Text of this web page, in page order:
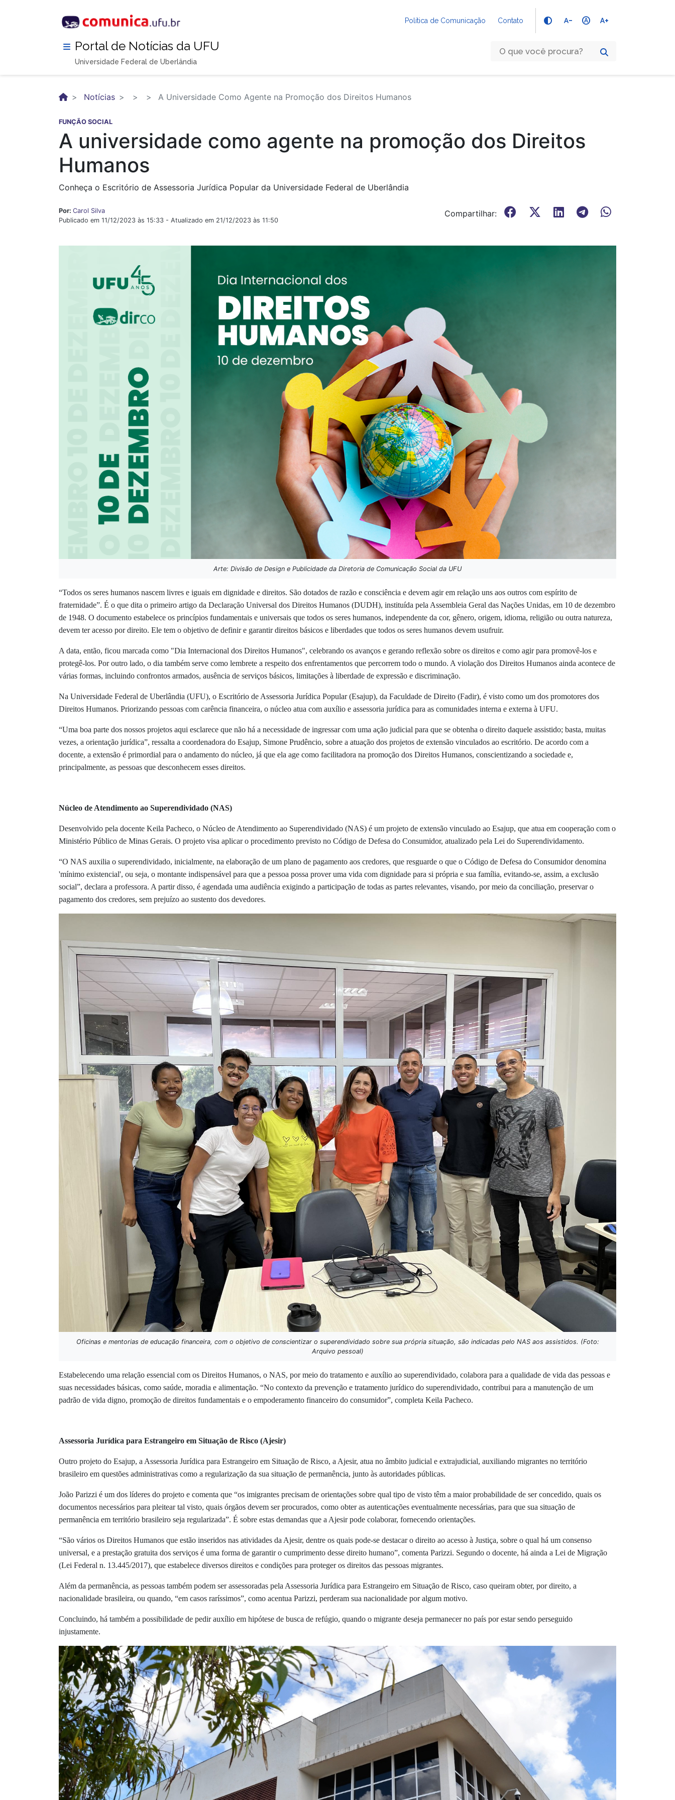
Política de Comunicação Contato text_decrease hdr_auto text_increase
Portal de Notícias da UFU
Universidade Federal de Uberlândia
Notícias A Universidade Como Agente na Promoção dos Direitos Humanos
FUNÇÃO SOCIAL
A universidade como agente na promoção dos Direitos
Humanos
Conheça o Escritório de Assessoria Jurídica Popular da Universidade Federal de Uberlândia
Por: Carol Silva
Publicado em 11/12/2023 às 15:33 - Atualizado em 21/12/2023 às 11:50
Compartilhar:
Arte: Divisão de Design e Publicidade da Diretoria de Comunicação Social da UFU
“Todos os seres humanos nascem livres e iguais em dignidade e direitos. São dotados de razão e consciência e devem agir em relação uns aos outros com espírito de
fraternidade”. É o que dita o primeiro artigo da Declaração Universal dos Direitos Humanos (DUDH), instituída pela Assembleia Geral das Nações Unidas, em 10 de dezembro
de 1948. O documento estabelece os princípios fundamentais e universais que todos os seres humanos, independente da cor, gênero, origem, idioma, religião ou outra natureza,
devem ter acesso por direito. Ele tem o objetivo de definir e garantir direitos básicos e liberdades que todos os seres humanos devem usufruir.
A data, então, ficou marcada como "Dia Internacional dos Direitos Humanos", celebrando os avanços e gerando reflexão sobre os direitos e como agir para promovê-los e
protegê-los. Por outro lado, o dia também serve como lembrete a respeito dos enfrentamentos que percorrem todo o mundo. A violação dos Direitos Humanos ainda acontece de
várias formas, incluindo confrontos armados, ausência de serviços básicos, limitações à liberdade de expressão e discriminação.
Na Universidade Federal de Uberlândia (UFU), o Escritório de Assessoria Jurídica Popular (Esajup), da Faculdade de Direito (Fadir), é visto como um dos promotores dos
Direitos Humanos. Priorizando pessoas com carência financeira, o núcleo atua com auxílio e assessoria jurídica para as comunidades interna e externa à UFU.
“Uma boa parte dos nossos projetos aqui esclarece que não há a necessidade de ingressar com uma ação judicial para que se obtenha o direito daquele assistido; basta, muitas
vezes, a orientação jurídica”, ressalta a coordenadora do Esajup, Simone Prudêncio, sobre a atuação dos projetos de extensão vinculados ao escritório. De acordo com a
docente, a extensão é primordial para o andamento do núcleo, já que ela age como facilitadora na promoção dos Direitos Humanos, conscientizando a sociedade e,
principalmente, as pessoas que desconhecem esses direitos.
Núcleo de Atendimento ao Superendividado (NAS)
Desenvolvido pela docente Keila Pacheco, o Núcleo de Atendimento ao Superendividado (NAS) é um projeto de extensão vinculado ao Esajup, que atua em cooperação com o
Ministério Público de Minas Gerais. O projeto visa aplicar o procedimento previsto no Código de Defesa do Consumidor, atualizado pela Lei do Superendividamento.
“O NAS auxilia o superendividado, inicialmente, na elaboração de um plano de pagamento aos credores, que resguarde o que o Código de Defesa do Consumidor denomina
'mínimo existencial', ou seja, o montante indispensável para que a pessoa possa prover uma vida com dignidade para si própria e sua família, evitando-se, assim, a exclusão
social”, declara a professora. A partir disso, é agendada uma audiência exigindo a participação de todas as partes relevantes, visando, por meio da conciliação, preservar o
pagamento dos credores, sem prejuízo ao sustento dos devedores.
Oficinas e mentorias de educação financeira, com o objetivo de conscientizar o superendividado sobre sua própria situação, são indicadas pelo NAS aos assistidos. (Foto:
Arquivo pessoal)
Estabelecendo uma relação essencial com os Direitos Humanos, o NAS, por meio do tratamento e auxílio ao superendividado, colabora para a qualidade de vida das pessoas e
suas necessidades básicas, como saúde, moradia e alimentação. “No contexto da prevenção e tratamento jurídico do superendividado, contribui para a manutenção de um
padrão de vida digno, promoção de direitos fundamentais e o empoderamento financeiro do consumidor”, completa Keila Pacheco.
Assessoria Jurídica para Estrangeiro em Situação de Risco (Ajesir)
Outro projeto do Esajup, a Assessoria Jurídica para Estrangeiro em Situação de Risco, a Ajesir, atua no âmbito judicial e extrajudicial, auxiliando migrantes no território
brasileiro em questões administrativas como a regularização da sua situação de permanência, junto às autoridades públicas.
João Parizzi é um dos líderes do projeto e comenta que “os imigrantes precisam de orientações sobre qual tipo de visto têm a maior probabilidade de ser concedido, quais os
documentos necessários para pleitear tal visto, quais órgãos devem ser procurados, como obter as autenticações eventualmente necessárias, para que sua situação de
permanência em território brasileiro seja regularizada”. É sobre estas demandas que a Ajesir pode colaborar, fornecendo orientações.
“São vários os Direitos Humanos que estão inseridos nas atividades da Ajesir, dentre os quais pode-se destacar o direito ao acesso à Justiça, sobre o qual há um consenso
universal, e a prestação gratuita dos serviços é uma forma de garantir o cumprimento desse direito humano”, comenta Parizzi. Segundo o docente, há ainda a Lei de Migração
(Lei Federal n. 13.445/2017), que estabelece diversos direitos e condições para proteger os direitos das pessoas migrantes.
Além da permanência, as pessoas também podem ser assessoradas pela Assessoria Jurídica para Estrangeiro em Situação de Risco, caso queiram obter, por direito, a
nacionalidade brasileira, ou quando, “em casos raríssimos”, como acentua Parizzi, perderam sua nacionalidade por algum motivo.
Concluindo, há também a possibilidade de pedir auxílio em hipótese de busca de refúgio, quando o migrante deseja permanecer no país por estar sendo perseguido
injustamente.